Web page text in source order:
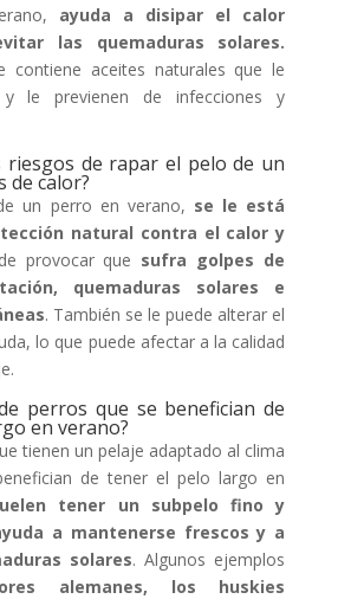
ayuda a disipar el calor
las quemaduras solares.
contiene aceites naturales que le
le previenen de infecciones y
riesgos de rapar el pelo de un
de calor?
un perro en verano, se le está
natural contra el calor y
provocar que sufra golpes de
quemaduras solares e
. También se le puede alterar el
lo que puede afectar a la calidad
perros que se benefician de
en verano?
tienen un pelaje adaptado al clima
de tener el pelo largo en
tener un subpelo fino y
a mantenerse frescos y a
solares. Algunos ejemplos
alemanes, los huskies